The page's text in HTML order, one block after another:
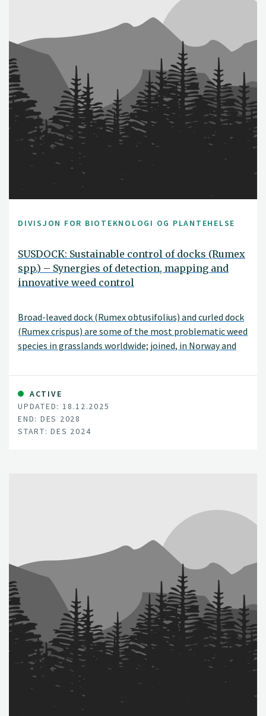
DIVISJON FOR BIOTEKNOLOGI OG PLANTEHELSE
SUSDOCK: Sustainable control of docks (Rumex
spp.) – Synergies of detection, mapping and
innovative weed control
Broad-leaved dock (Rumex obtusifolius) and curled dock
(Rumex crispus) are some of the most problematic weed
species in grasslands worldwide; joined, in Norway and
northern dock (Rumex longifolius).
ACTIVE
UPDATED: 18.12.2025
END: DES 2028
START: DES 2024